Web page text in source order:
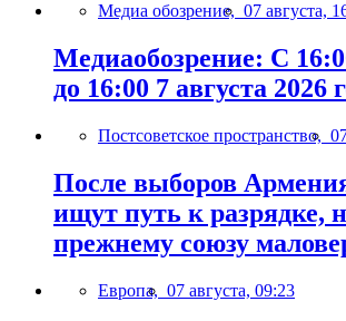
Медиа обозрение, 07 августа,
Медиаобозрение: С
до 16:00 7 августа 2026
Постсоветское пространство,
После выборов
ищут путь к разрядке,
прежнему союзу
Европа, 07 августа, 09:23